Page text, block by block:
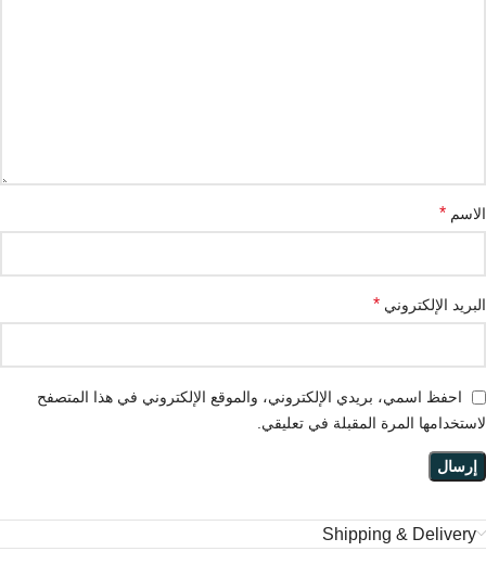
الاسم *
البريد الإلكتروني *
احفظ اسمي، بريدي الإلكتروني، والموقع الإلكتروني في هذا المتصفح
لاستخدامها المرة المقبلة في تعليقي.
Shipping & Delivery